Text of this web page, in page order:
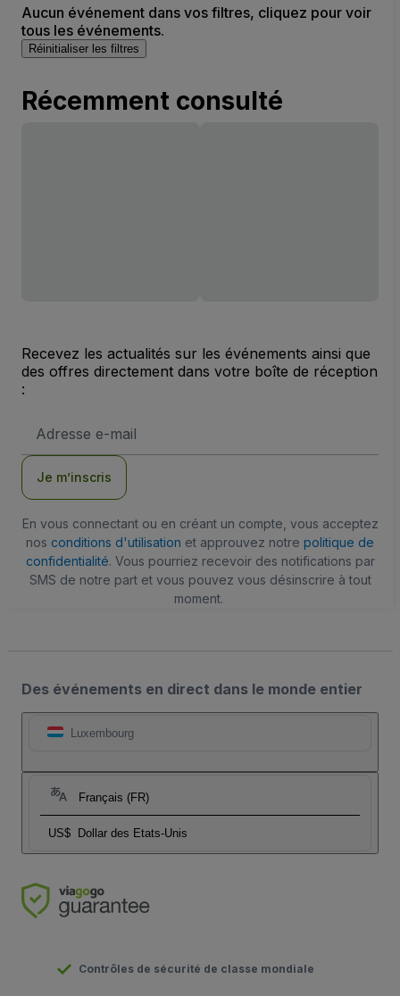
Aucun événement dans vos filtres, cliquez pour voir
tous les événements.
Réinitialiser les filtres
Récemment consulté
Recevez les actualités sur les événements ainsi que
des offres directement dans votre boîte de réception
:
e-
Je m’inscris
En vous connectant ou en créant un compte, vous acceptez
nos conditions d'utilisation et approuvez notre politique de
confidentialité. Vous pourriez recevoir des notifications par
SMS de notre part et vous pouvez vous désinscrire à tout
moment.
Des événements en direct dans le monde entier
Luxembourg
Français (FR)
US$ Dollar des Etats-Unis
Contrôles de sécurité de classe mondiale